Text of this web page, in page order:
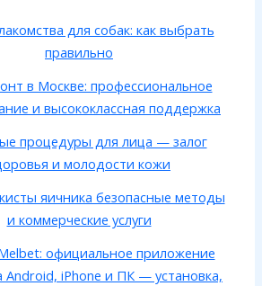
для собак: как выбрать
правильно
в Москве: профессиональное
и высококлассная поддержка
процедуры для лица — залог
и молодости кожи
яичника безопасные методы
и коммерческие услуги
официальное приложение
Android, iPhone и ПК — установка,